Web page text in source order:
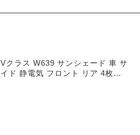
Vクラス W639 サンシェード 車 サ
イド 静電気 フロント リア 4枚セ